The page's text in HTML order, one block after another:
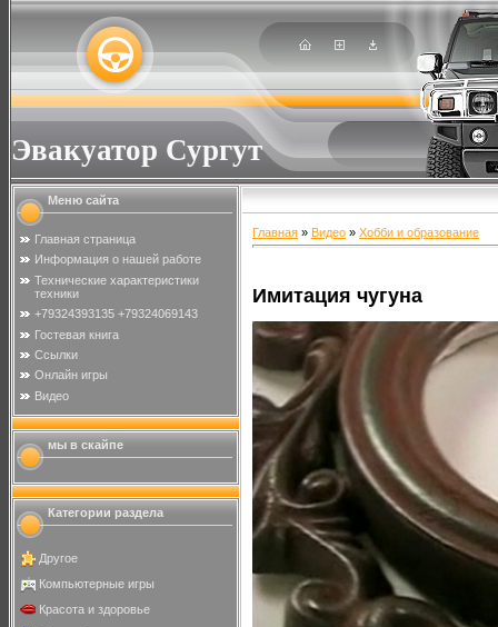
Эвакуатор Сургут
Меню сайта
Главная страница
Информация о нашей работе
Технические характеристики
техники
+79324393135 +79324069143
Гостевая книга
Ссылки
Онлайн игры
Видео
мы в скайпе
Категории раздела
Другое
Компьютерные игры
Красота и здоровье
Главная » Видео » Хобби и образование
Имитация чугуна